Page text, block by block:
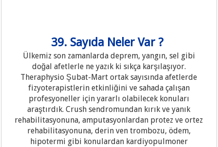
39. Sayıda Neler Var ?
Ülkemiz son zamanlarda deprem, yangın, sel gibi
doğal afetlerle ne yazık ki sıkça karşılaşıyor.
Theraphysio Şubat-Mart ortak sayısında afetlerde
fizyoterapistlerin etkinliğini ve sahada çalışan
profesyoneller için yararlı olabilecek konuları
araştırdık. Crush sendromundan kırık ve yanık
rehabilitasyonuna, amputasyonlardan protez ve ortez
rehabilitasyonuna, derin ven trombozu, ödem,
hipotermi gibi konulardan kardiyopulmoner